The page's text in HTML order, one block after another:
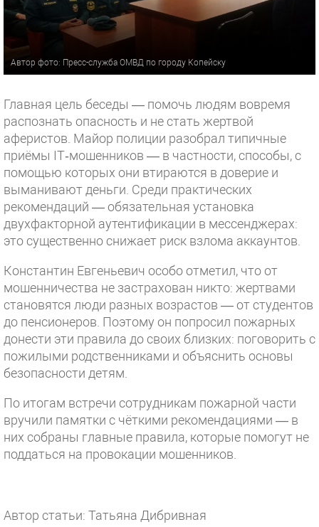
Автор фото: Пресс-служба ОМВД по городу Копейску
Главная цель беседы — помочь людям вовремя
распознать опасность и не стать жертвой
аферистов. Майор полиции разобрал типичные
приёмы IT‑мошенников — в частности, способы, с
помощью которых они втираются в доверие и
выманивают деньги. Среди практических
рекомендаций — обязательная установка
двухфакторной аутентификации в мессенджерах:
это существенно снижает риск взлома аккаунтов.
Константин Евгеньевич особо отметил, что от
мошенничества не застрахован никто: жертвами
становятся люди разных возрастов — от студентов
до пенсионеров. Поэтому он попросил пожарных
донести эти правила до своих близких: поговорить с
пожилыми родственниками и объяснить основы
безопасности детям.
По итогам встречи сотрудникам пожарной части
вручили памятки с чёткими рекомендациями — в
них собраны главные правила, которые помогут не
поддаться на провокации мошенников.
Автор статьи: Татьяна Дибривная